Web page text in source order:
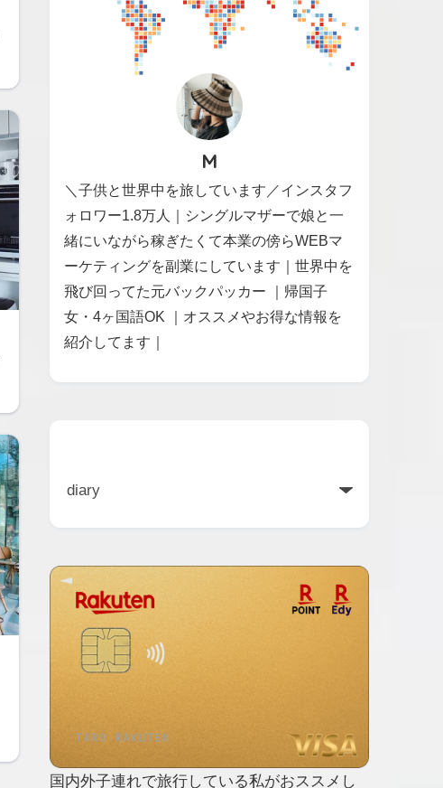
M
＼子供と世界中を旅しています／インスタフ
ォロワー1.8万人｜シングルマザーで娘と一
緒にいながら稼ぎたくて本業の傍らWEBマ
ーケティングを副業にしています｜世界中を
飛び回ってた元バックパッカー ｜帰国子
女・4ヶ国語OK ｜オススメやお得な情報を
紹介してます｜
国内外子連れで旅行している私がおススメし